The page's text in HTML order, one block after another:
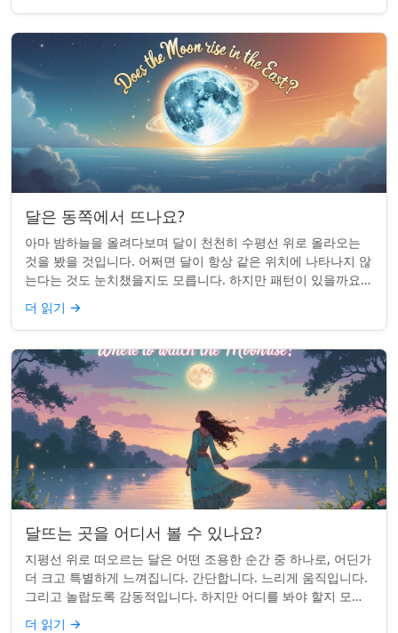
달은 동쪽에서 뜨나요?
아마 밤하늘을 올려다보며 달이 천천히 수평선 위로 올라오는
것을 봤을 것입니다. 어쩌면 달이 항상 같은 위치에 나타나지 않
는다는 것도 눈치챘을지도 모릅니다. 하지만 패턴이 있을까요?
달은 정말 매번 동쪽에서 뜰까요?...
더 읽기 →
달뜨는 곳을 어디서 볼 수 있나요?
지평선 위로 떠오르는 달은 어떤 조용한 순간 중 하나로, 어딘가
더 크고 특별하게 느껴집니다. 간단합니다. 느리게 움직입니다.
그리고 놀랍도록 감동적입니다. 하지만 어디를 봐야 할지 모르
면 잡기 쉽지 않을 수 있습니...
더 읽기 →